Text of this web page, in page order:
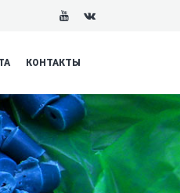
КОНТАКТЫ